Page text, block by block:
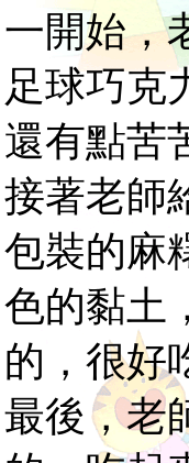
一開始，
足球巧克
還有點苦
接著老師
包裝的麻
色的黏土
的，很好
最後，老